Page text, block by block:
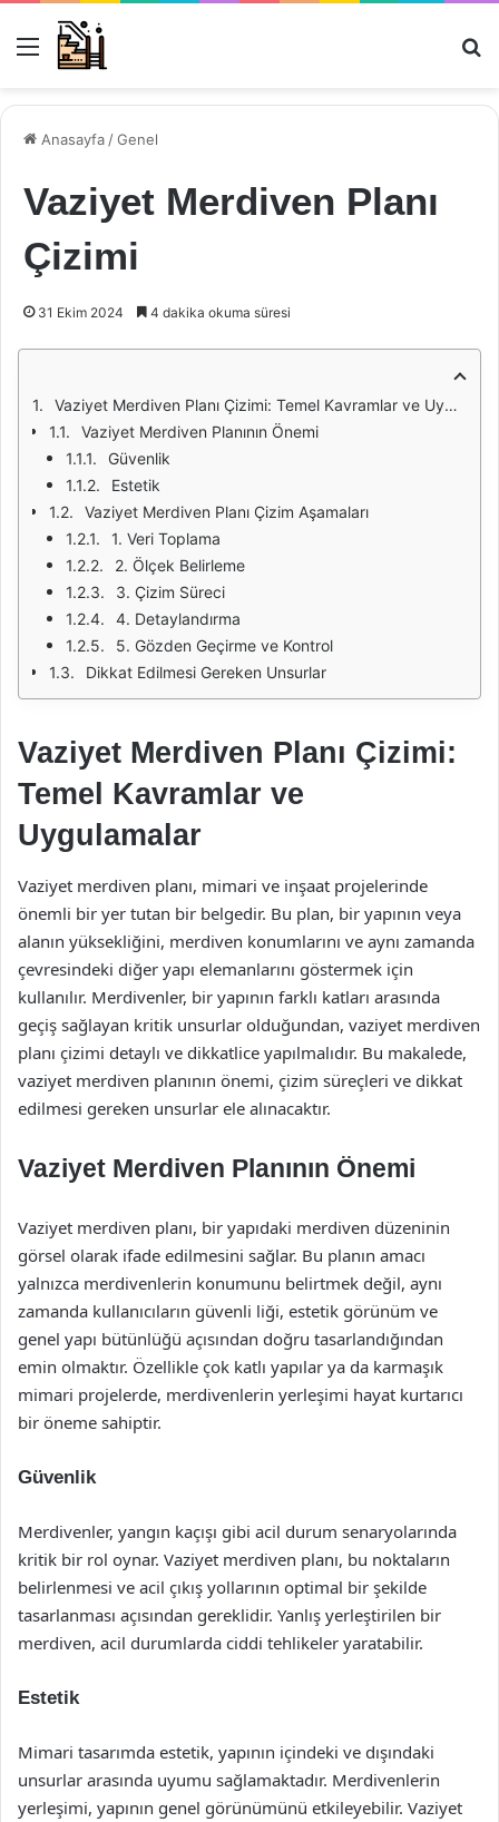
Menü
Anasayfa /Genel
Vaziyet Merdiven Planı
Çizimi
31 Ekim 2024 4 dakika okuma süresi
Vaziyet Merdiven Planı Çizimi: Temel Kavramlar ve Uygulamalar
Vaziyet Merdiven Planının Önemi
Güvenlik
Estetik
Vaziyet Merdiven Planı Çizim Aşamaları
1. Veri Toplama
2. Ölçek Belirleme
3. Çizim Süreci
4. Detaylandırma
5. Gözden Geçirme ve Kontrol
Dikkat Edilmesi Gereken Unsurlar
Vaziyet Merdiven Planı Çizimi:
Temel Kavramlar ve
Uygulamalar
Vaziyet merdiven planı, mimari ve inşaat projelerinde
önemli bir yer tutan bir belgedir. Bu plan, bir yapının veya
alanın yüksekliğini, merdiven konumlarını ve aynı zamanda
çevresindeki diğer yapı elemanlarını göstermek için
kullanılır. Merdivenler, bir yapının farklı katları arasında
geçiş sağlayan kritik unsurlar olduğundan, vaziyet merdiven
planı çizimi detaylı ve dikkatlice yapılmalıdır. Bu makalede,
vaziyet merdiven planının önemi, çizim süreçleri ve dikkat
edilmesi gereken unsurlar ele alınacaktır.
Vaziyet Merdiven Planının Önemi
Vaziyet merdiven planı, bir yapıdaki merdiven düzeninin
görsel olarak ifade edilmesini sağlar. Bu planın amacı
yalnızca merdivenlerin konumunu belirtmek değil, aynı
zamanda kullanıcıların güvenli liği, estetik görünüm ve
genel yapı bütünlüğü açısından doğru tasarlandığından
emin olmaktır. Özellikle çok katlı yapılar ya da karmaşık
mimari projelerde, merdivenlerin yerleşimi hayat kurtarıcı
bir öneme sahiptir.
Güvenlik
Merdivenler, yangın kaçışı gibi acil durum senaryolarında
kritik bir rol oynar. Vaziyet merdiven planı, bu noktaların
belirlenmesi ve acil çıkış yollarının optimal bir şekilde
tasarlanması açısından gereklidir. Yanlış yerleştirilen bir
merdiven, acil durumlarda ciddi tehlikeler yaratabilir.
Estetik
Mimari tasarımda estetik, yapının içindeki ve dışındaki
unsurlar arasında uyumu sağlamaktadır. Merdivenlerin
yerleşimi, yapının genel görünümünü etkileyebilir. Vaziyet